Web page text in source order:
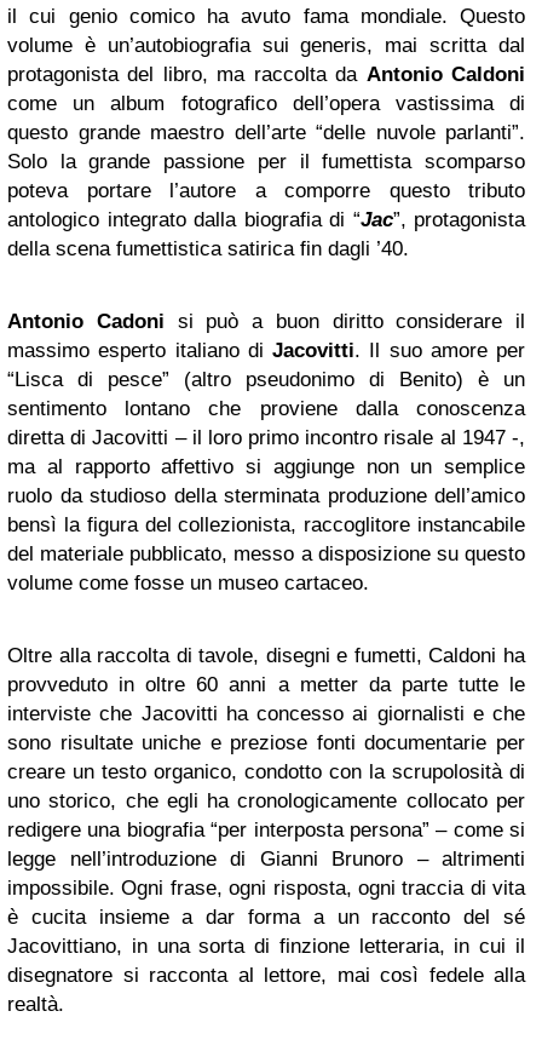
il cui genio comico ha avuto fama mondiale. Questo
volume è un’autobiografia sui generis, mai scritta dal
protagonista del libro, ma raccolta da Antonio Caldoni
come un album fotografico dell’opera vastissima di
questo grande maestro dell’arte “delle nuvole parlanti”.
Solo la grande passione per il fumettista scomparso
poteva portare l’autore a comporre questo tributo
antologico integrato dalla biografia di “Jac”, protagonista
della scena fumettistica satirica fin dagli ’40.
Antonio Cadoni si può a buon diritto considerare il
massimo esperto italiano di Jacovitti. Il suo amore per
“Lisca di pesce” (altro pseudonimo di Benito) è un
sentimento lontano che proviene dalla conoscenza
diretta di Jacovitti – il loro primo incontro risale al 1947 -,
ma al rapporto affettivo si aggiunge non un semplice
ruolo da studioso della sterminata produzione dell’amico
bensì la figura del collezionista, raccoglitore instancabile
del materiale pubblicato, messo a disposizione su questo
volume come fosse un museo cartaceo.
Oltre alla raccolta di tavole, disegni e fumetti, Caldoni ha
provveduto in oltre 60 anni a metter da parte tutte le
interviste che Jacovitti ha concesso ai giornalisti e che
sono risultate uniche e preziose fonti documentarie per
creare un testo organico, condotto con la scrupolosità di
uno storico, che egli ha cronologicamente collocato per
redigere una biografia “per interposta persona” – come si
legge nell’introduzione di Gianni Brunoro – altrimenti
impossibile. Ogni frase, ogni risposta, ogni traccia di vita
è cucita insieme a dar forma a un racconto del sé
Jacovittiano, in una sorta di finzione letteraria, in cui il
disegnatore si racconta al lettore, mai così fedele alla
realtà.